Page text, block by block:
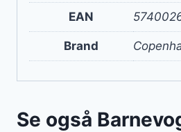
EAN
Brand
Se også